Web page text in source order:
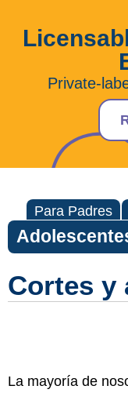
Private-
Para Padres
Cortes y
La mayoría de